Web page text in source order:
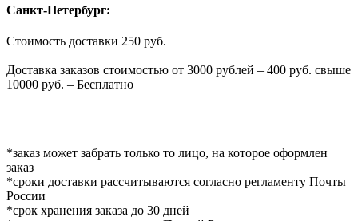
Санкт-Петербург:
Стоимость доставки 250 руб.
Доставка заказов стоимостью от 3000 рублей – 400 руб. свыше
10000 руб. – Бесплатно
*заказ может забрать только то лицо, на которое оформлен
заказ
*сроки доставки рассчитываются согласно регламенту Почты
России
*срок хранения заказа до 30 дней